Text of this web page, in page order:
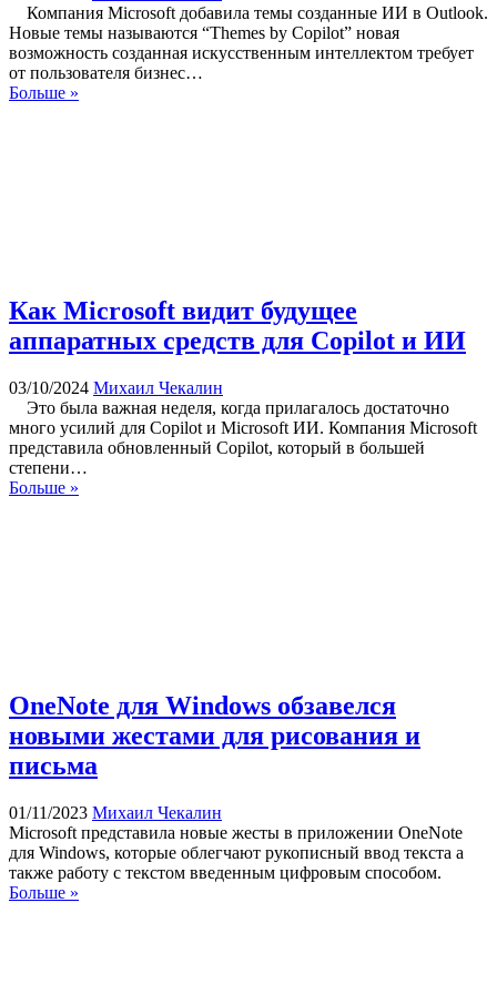
Компания Microsoft добавила темы созданные ИИ в Outlook.
Новые темы называются “Themes by Copilot” новая
возможность созданная искусственным интеллектом требует
от пользователя бизнес…
Больше »
Как Microsoft видит будущее
аппаратных средств для Copilot и ИИ
03/10/2024 Михаил Чекалин
Это была важная неделя, когда прилагалось достаточно
много усилий для Copilot и Microsoft ИИ. Компания Microsoft
представила обновленный Copilot, который в большей
степени…
Больше »
OneNote для Windows обзавелся
новыми жестами для рисования и
письма
01/11/2023 Михаил Чекалин
Microsoft представила новые жесты в приложении OneNote
для Windows, которые облегчают рукописный ввод текста а
также работу с текстом введенным цифровым способом.
Больше »